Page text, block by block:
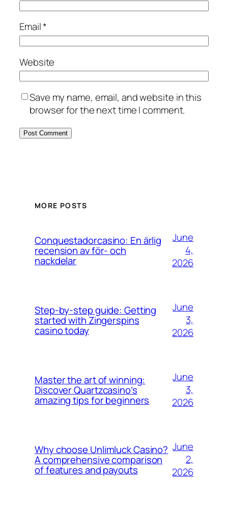
Email*
Website
Save my name, email, and website in this
browser for the next time I comment.
MORE POSTS
Conquestadorcasino: En ärlig
recension av för- och
nackdelar
June
4,
2026
Step-by-step guide: Getting
started with Zingerspins
casino today
June
3,
2026
Master the art of winning:
Discover Quartzcasino’s
amazing tips for beginners
June
3,
2026
Why choose Unlimluck Casino?
A comprehensive comparison
of features and payouts
June
2,
2026